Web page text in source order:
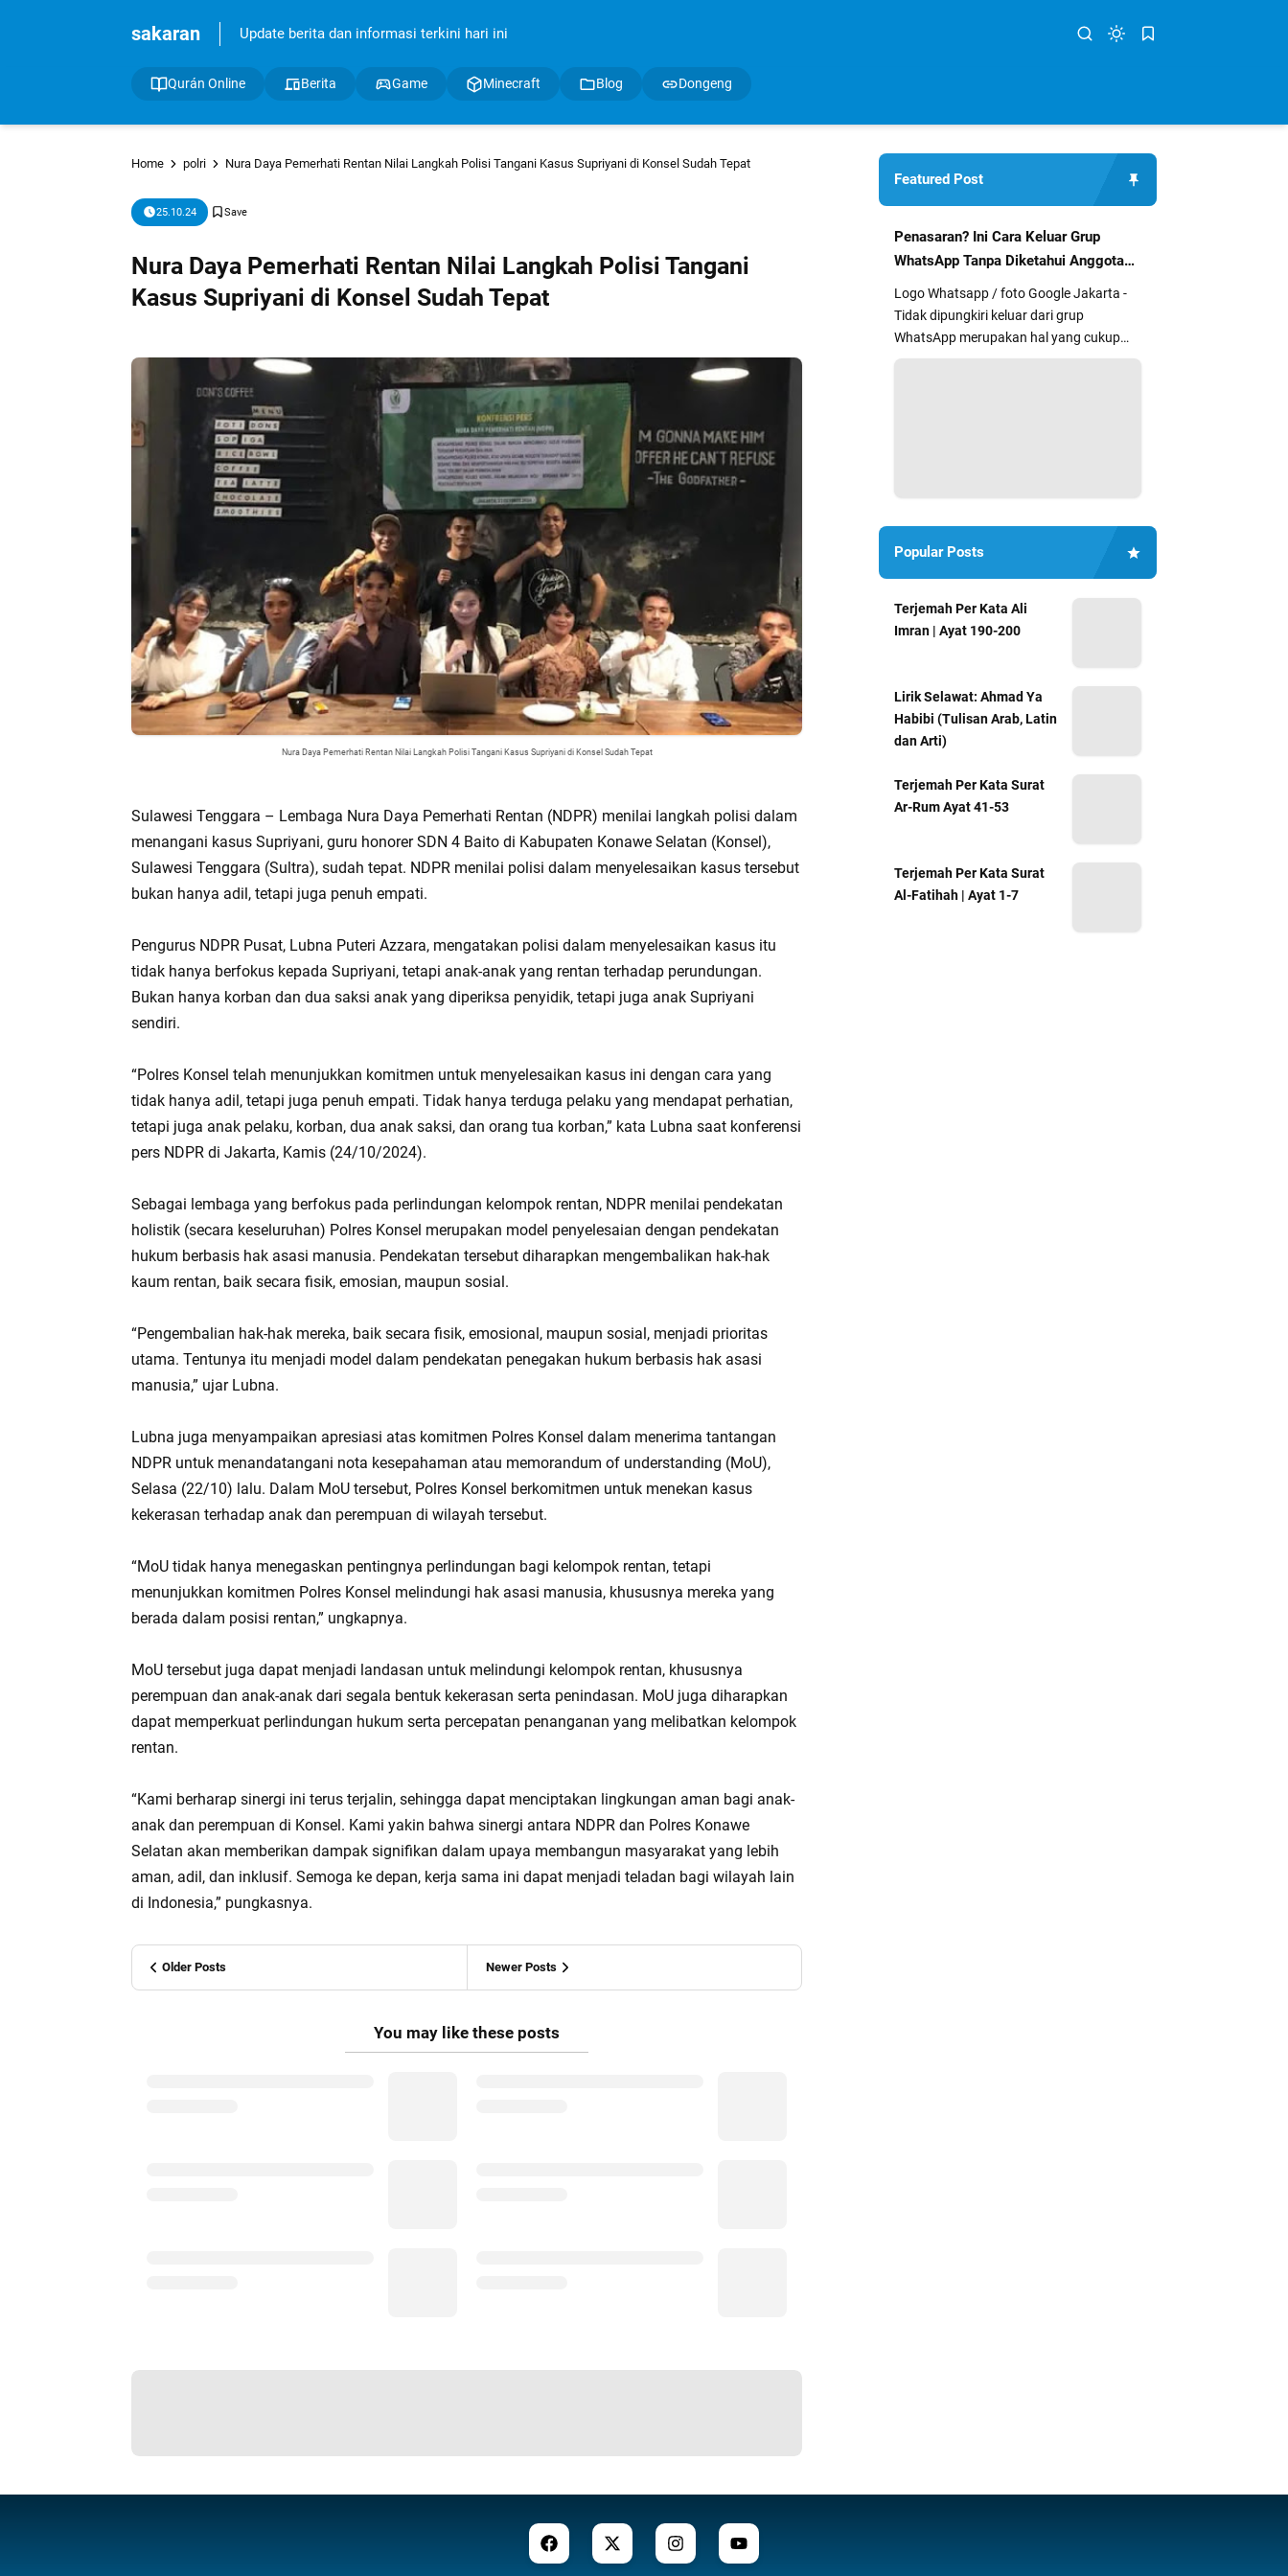
sakaran Update berita dan informasi terkini hari ini
Qurán Online Berita Game Minecraft Blog Dongeng
Home polri Nura Daya Pemerhati Rentan Nilai Langkah Polisi Tangani Kasus Supriyani di Konsel Sudah Tepat
25.10.24
Nura Daya Pemerhati Rentan Nilai Langkah Polisi Tangani
Kasus Supriyani di Konsel Sudah Tepat
Nura Daya Pemerhati Rentan Nilai Langkah Polisi Tangani Kasus Supriyani di Konsel Sudah Tepat
Sulawesi Tenggara – Lembaga Nura Daya Pemerhati Rentan (NDPR) menilai langkah polisi dalam
menangani kasus Supriyani, guru honorer SDN 4 Baito di Kabupaten Konawe Selatan (Konsel),
Sulawesi Tenggara (Sultra), sudah tepat. NDPR menilai polisi dalam menyelesaikan kasus tersebut
bukan hanya adil, tetapi juga penuh empati.
Pengurus NDPR Pusat, Lubna Puteri Azzara, mengatakan polisi dalam menyelesaikan kasus itu
tidak hanya berfokus kepada Supriyani, tetapi anak-anak yang rentan terhadap perundungan.
Bukan hanya korban dan dua saksi anak yang diperiksa penyidik, tetapi juga anak Supriyani
sendiri.
“Polres Konsel telah menunjukkan komitmen untuk menyelesaikan kasus ini dengan cara yang
tidak hanya adil, tetapi juga penuh empati. Tidak hanya terduga pelaku yang mendapat perhatian,
tetapi juga anak pelaku, korban, dua anak saksi, dan orang tua korban,” kata Lubna saat konferensi
pers NDPR di Jakarta, Kamis (24/10/2024).
Sebagai lembaga yang berfokus pada perlindungan kelompok rentan, NDPR menilai pendekatan
holistik (secara keseluruhan) Polres Konsel merupakan model penyelesaian dengan pendekatan
hukum berbasis hak asasi manusia. Pendekatan tersebut diharapkan mengembalikan hak-hak
kaum rentan, baik secara fisik, emosian, maupun sosial.
“Pengembalian hak-hak mereka, baik secara fisik, emosional, maupun sosial, menjadi prioritas
utama. Tentunya itu menjadi model dalam pendekatan penegakan hukum berbasis hak asasi
manusia,” ujar Lubna.
Lubna juga menyampaikan apresiasi atas komitmen Polres Konsel dalam menerima tantangan
NDPR untuk menandatangani nota kesepahaman atau memorandum of understanding (MoU),
Selasa (22/10) lalu. Dalam MoU tersebut, Polres Konsel berkomitmen untuk menekan kasus
kekerasan terhadap anak dan perempuan di wilayah tersebut.
“MoU tidak hanya menegaskan pentingnya perlindungan bagi kelompok rentan, tetapi
menunjukkan komitmen Polres Konsel melindungi hak asasi manusia, khususnya mereka yang
berada dalam posisi rentan,” ungkapnya.
MoU tersebut juga dapat menjadi landasan untuk melindungi kelompok rentan, khususnya
perempuan dan anak-anak dari segala bentuk kekerasan serta penindasan. MoU juga diharapkan
dapat memperkuat perlindungan hukum serta percepatan penanganan yang melibatkan kelompok
rentan.
“Kami berharap sinergi ini terus terjalin, sehingga dapat menciptakan lingkungan aman bagi anak-
anak dan perempuan di Konsel. Kami yakin bahwa sinergi antara NDPR dan Polres Konawe
Selatan akan memberikan dampak signifikan dalam upaya membangun masyarakat yang lebih
aman, adil, dan inklusif. Semoga ke depan, kerja sama ini dapat menjadi teladan bagi wilayah lain
di Indonesia,” pungkasnya.
Older Posts Newer Posts
You may like these posts
Featured Post
Penasaran? Ini Cara Keluar Grup
WhatsApp Tanpa Diketahui Anggota
Lain
Logo Whatsapp / foto Google Jakarta -
Tidak dipungkiri keluar dari grup
WhatsApp merupakan hal yang cukup
segan dan kurang nyaman bagi sebag...
Popular Posts
Terjemah Per Kata Ali
Imran | Ayat 190-200
Lirik Selawat: Ahmad Ya
Habibi (Tulisan Arab, Latin
dan Arti)
Terjemah Per Kata Surat
Ar-Rum Ayat 41-53
Terjemah Per Kata Surat
Al-Fatihah | Ayat 1-7